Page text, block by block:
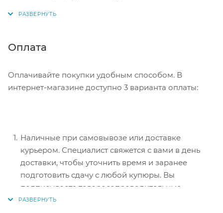
Нажмите кнопку «Оформить заказ».
Оплата
Оплачивайте покупки удобным способом. В
интернет-магазине доступно 3 варианта оплаты:
Наличные при самовывозе или доставке
курьером. Специалист свяжется с вами в день
доставки, чтобы уточнить время и заранее
подготовить сдачу с любой купюры. Вы
подписываете товаросопроводительные
документы, вносите денежные средства,